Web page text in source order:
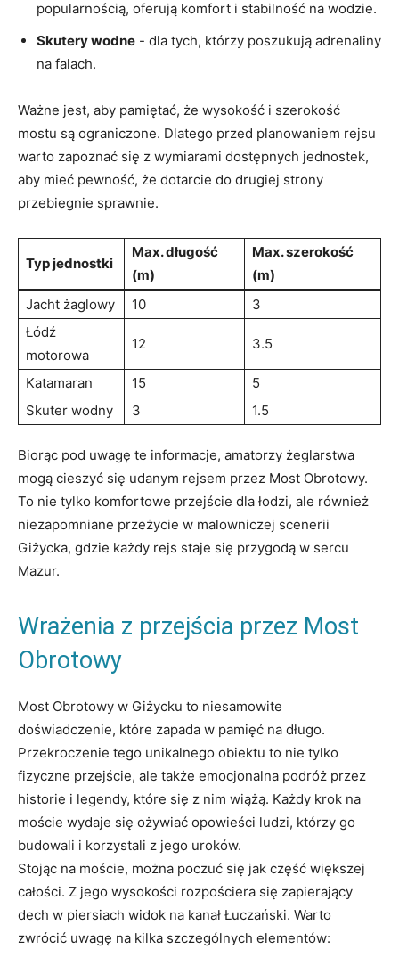
‌popularnością,⁢ oferują​ komfort i stabilność na​ wodzie.
Skutery wodne ⁢- dla tych, którzy poszukują ⁤adrenaliny‌
na falach.
Ważne jest, aby ⁢pamiętać, ‍że wysokość i szerokość
mostu są ‍ograniczone. Dlatego przed‍ planowaniem rejsu
warto ⁤zapoznać‌ się z wymiarami dostępnych⁢ jednostek,
aby mieć pewność,⁣ że dotarcie do ‍drugiej ⁢strony
przebiegnie sprawnie.
Typ jednostki
Max. długość
(m)
Max. szerokość
‍(m)
Jacht ⁣żaglowy
10
3
Łódź ​
motorowa
12 3.5
Katamaran 15
5
Skuter wodny
3 1.5
Biorąc ‍pod uwagę te informacje, amatorzy ⁣żeglarstwa
⁤mogą cieszyć⁣ się udanym rejsem ⁣przez Most ‌Obrotowy.
‌To nie tylko⁤ komfortowe przejście dla łodzi, ale ‌również‍
niezapomniane⁣ przeżycie w malowniczej scenerii
Giżycka,⁣ gdzie⁤ każdy⁤ rejs staje‌ się​ przygodą⁢ w sercu
Mazur.
Wrażenia z‍ przejścia przez Most
Obrotowy
Most Obrotowy w Giżycku ⁢to niesamowite
doświadczenie, które zapada w pamięć ​na ‌długo.
Przekroczenie tego unikalnego obiektu to nie tylko
⁢fizyczne przejście, ale‌ także emocjonalna podróż przez
historie i legendy, które się z⁤ nim⁤ wiążą. Każdy krok na
moście wydaje się ożywiać‌ opowieści ludzi, którzy go ​
budowali i ​korzystali z jego uroków.
Stojąc na moście, ⁣można ⁤poczuć się jak ‍część większej
całości. Z jego wysokości ​rozpościera się zapierający‌
dech w ​piersiach widok ‍na ‍kanał Łuczański. Warto
zwrócić⁢ uwagę na kilka ​szczególnych elementów: